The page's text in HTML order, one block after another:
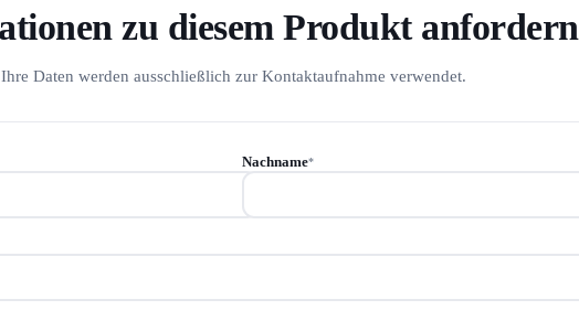
zu diesem Produkt anfordern
Ihre Daten werden ausschließlich zur Kontaktaufnahme verwendet.
Nachname*